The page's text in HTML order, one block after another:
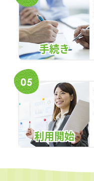
手続き
利用開始